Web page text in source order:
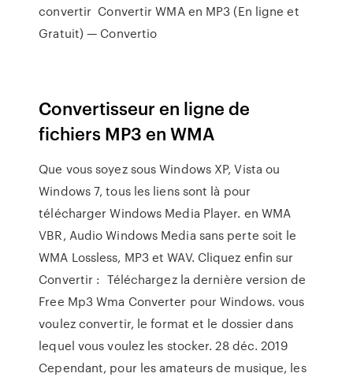
convertir Convertir WMA en MP3 (En ligne et
Gratuit) — Convertio
Convertisseur en ligne de
fichiers MP3 en WMA
Que vous soyez sous Windows XP, Vista ou
Windows 7, tous les liens sont là pour
télécharger Windows Media Player. en WMA
VBR, Audio Windows Media sans perte soit le
WMA Lossless, MP3 et WAV. Cliquez enfin sur
Convertir : Téléchargez la dernière version de
Free Mp3 Wma Converter pour Windows. vous
voulez convertir, le format et le dossier dans
lequel vous voulez les stocker. 28 déc. 2019
Cependant, pour les amateurs de musique, les